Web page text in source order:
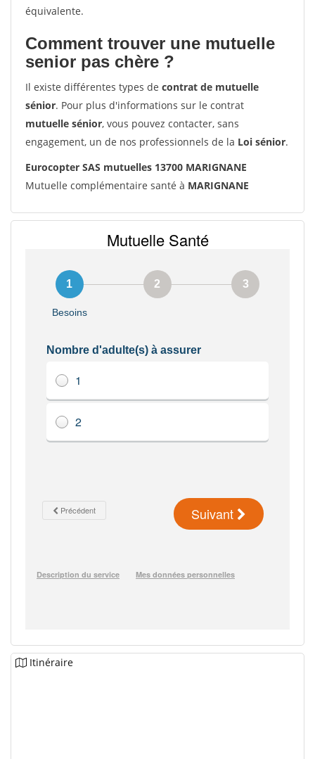
équivalente.
Comment trouver une mutuelle
senior pas chère ?
Il existe différentes types de contrat de mutuelle
sénior. Pour plus d'informations sur le contrat
mutuelle sénior, vous pouvez contacter, sans
engagement, un de nos professionnels de la Loi sénior.
Eurocopter SAS mutuelles 13700 MARIGNANE
Mutuelle complémentaire santé à MARIGNANE
Itinéraire